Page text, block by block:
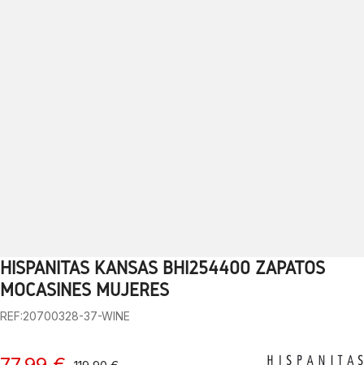
1 2 3 4 5 6 7 8 9 10
HISPANITAS KANSAS BHI254400 ZAPATOS
MOCASINES MUJERES
REF:20700328-37-WINE